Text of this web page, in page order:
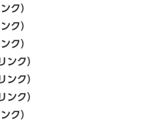
ク）
ク）
ク）
ンク）
ンク）
ンク）
ク）